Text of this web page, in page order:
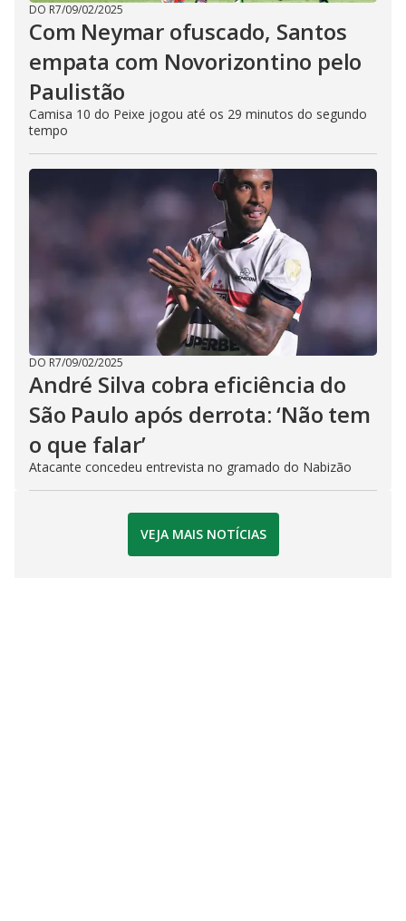
DO R7/09/02/2025
Com Neymar ofuscado, Santos
empata com Novorizontino pelo
Paulistão
Camisa 10 do Peixe jogou até os 29 minutos do segundo
tempo
DO R7/09/02/2025
André Silva cobra eficiência do
São Paulo após derrota: ‘Não tem
o que falar’
Atacante concedeu entrevista no gramado do Nabizão
VEJA MAIS NOTÍCIAS